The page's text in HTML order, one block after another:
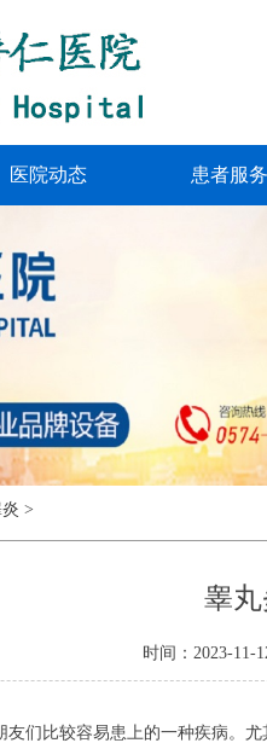
医院动态 患者服务
>
睾
时间：2023-
们比较容易患上的一种疾病。